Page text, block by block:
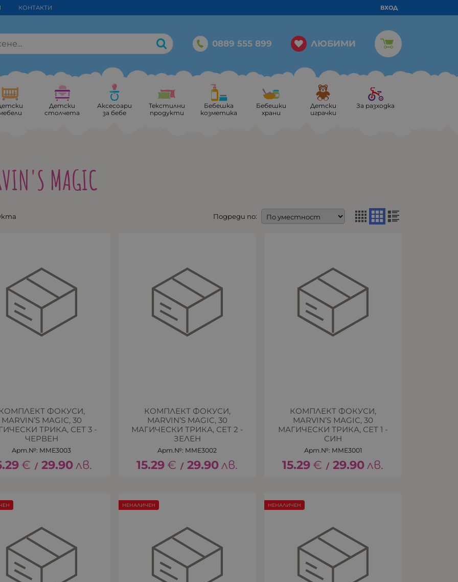
КОНТАКТИ ВХОД
0889 555 899 ЛЮБИМИ
Детски
столчета
Аксесоари
за бебе
Текстилни
продукти
Бебешка
козметика
Бебешки
храни
Детски
играчки
За разходка
MAGIC
Подреди по:
КОМПЛЕКТ ФОКУСИ,
MARVIN’S MAGIC, 30
ТРИКА, СЕТ 3 -
ЧЕРВЕН
Арт.№: MME3003
€ / 29.90лв.
КОМПЛЕКТ ФОКУСИ,
MARVIN’S MAGIC, 30
МАГИЧЕСКИ ТРИКА, СЕТ 2 -
ЗЕЛЕН
Арт.№: MME3002
15.29€ / 29.90лв.
КОМПЛЕКТ ФОКУСИ,
MARVIN’S MAGIC, 30
МАГИЧЕСКИ ТРИКА, СЕТ 1 -
СИН
Арт.№: MME3001
15.29€ / 29.90лв.
НЕНАЛИЧЕН НЕНАЛИЧЕН